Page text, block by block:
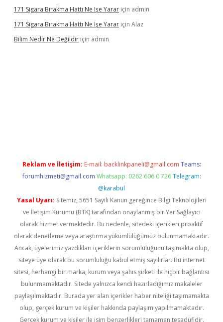
171 Sigara Bırakma Hattı Ne Işe Yarar için admin
171 Sigara Bırakma Hattı Ne Işe Yarar için Alaz
Bilim Nedir Ne Değildir için admin
Reklam ve İletişim: E-mail: backlinkpaneli@gmail.com Teams:
forumhizmeti@gmail.com Whatsapp: 0262 606 0 726 Telegram:
@karabul
Yasal Uyarı: Sitemiz, 5651 Sayılı Kanun gereğince Bilgi Teknolojileri
ve İletişim Kurumu (BTK) tarafından onaylanmış bir Yer Sağlayıcı
olarak hizmet vermektedir. Bu nedenle, sitedeki içerikleri proaktif
olarak denetleme veya araştırma yükümlülüğümüz bulunmamaktadır.
Ancak, üyelerimiz yazdıkları içeriklerin sorumluluğunu taşımakta olup,
siteye üye olarak bu sorumluluğu kabul etmiş sayılırlar. Bu internet
sitesi, herhangi bir marka, kurum veya şahıs şirketi ile hiçbir bağlantısı
bulunmamaktadır. Sitede yalnızca kendi hazırladığımız makaleler
paylaşılmaktadır. Burada yer alan içerikler haber niteliği taşımamakta
olup, gerçek kurum ve kişiler hakkında paylaşım yapılmamaktadır.
Gerçek kurum ve kişiler ile isim benzerlikleri tamamen tesadüfidir.